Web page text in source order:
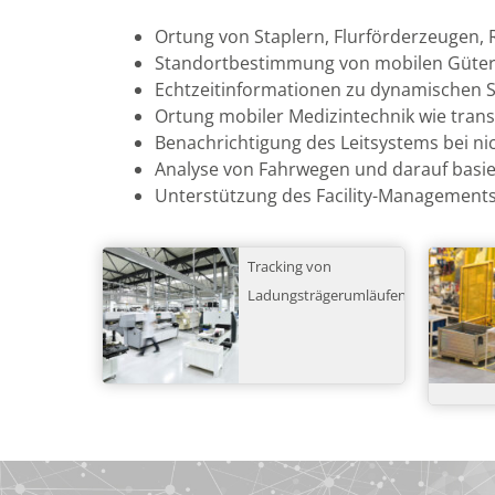
Ortung von Staplern,
Standortbestimmung von mobilen
Echtzeitinformationen zu dynamischen
Ortung mobiler Medizintechnik wie
Benachrichtigung des Leitsystems bei
Analyse von Fahrwegen und darauf
Unterstützung des Facility-
Tracking von
Ladungsträgerumläufen